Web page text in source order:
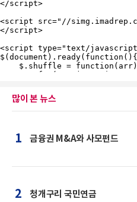
많이 본 뉴스
1 금융권 M&A와 사모펀드
2 청개구리 국민연금